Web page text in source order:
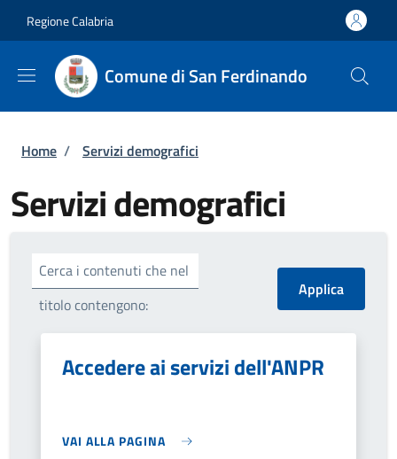
Regione Calabria
Comune di San Ferdinando
Briciole di pane
Home / Servizi demografici
Servizi demografici
Cerca i contenuti che nel
titolo contengono:
Accedere ai servizi dell'ANPR
VAI ALLA PAGINA